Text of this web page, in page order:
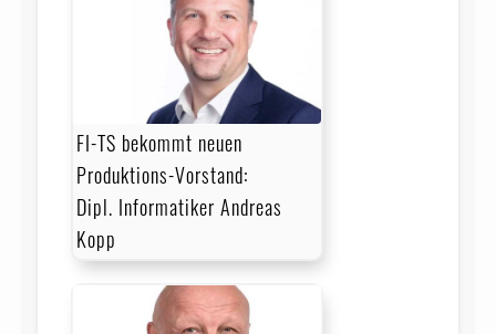
FI-TS bekommt neuen
Produktions-Vorstand:
Dipl. Informatiker Andreas
Kopp